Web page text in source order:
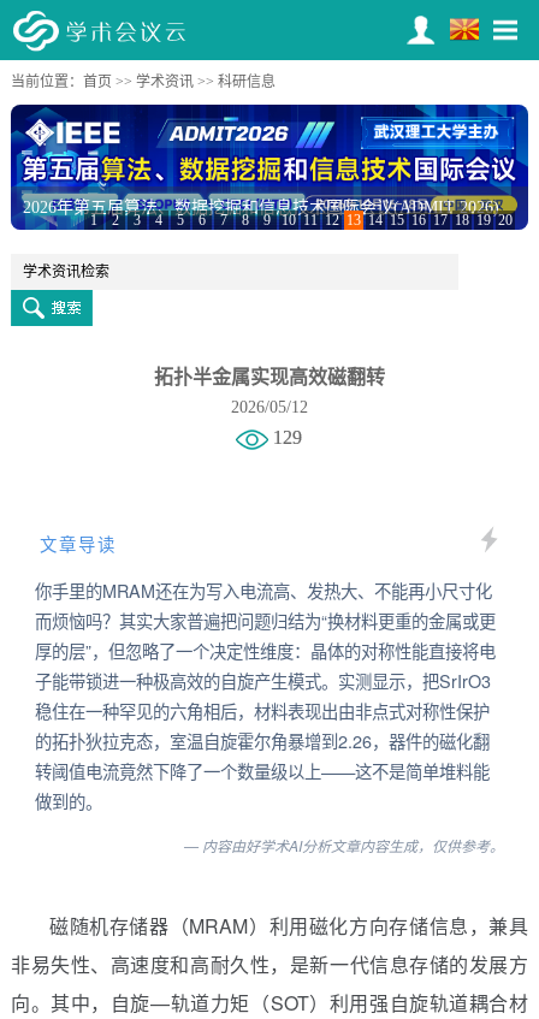
当前位置： 首页 >> 学术资讯>> 科研信息
2026年第五届算法、数据挖掘和信息技术国际会议(ADMIT 2026)
1 2 3 4 5 6 7 8 9 10 11 12 13 14 15 16 17 18 19 20
拓扑半金属实现高效磁翻转
2026/05/12
129
文章导读
你手里的MRAM还在为写入电流高、发热大、不能再小尺寸化
而烦恼吗？其实大家普遍把问题归结为“换材料更重的金属或更
厚的层”，但忽略了一个决定性维度：晶体的对称性能直接将电
子能带锁进一种极高效的自旋产生模式。实测显示，把SrIrO3
稳住在一种罕见的六角相后，材料表现出由非点式对称性保护
的拓扑狄拉克态，室温自旋霍尔角暴增到2.26，器件的磁化翻
转阈值电流竟然下降了一个数量级以上——这不是简单堆料能
做到的。
— 内容由好学术AI分析文章内容生成，仅供参考。
磁随机存储器（MRAM）利用磁化方向存储信息，兼具
非易失性、高速度和高耐久性，是新一代信息存储的发展方
向。其中，自旋—轨道力矩（SOT）利用强自旋轨道耦合材